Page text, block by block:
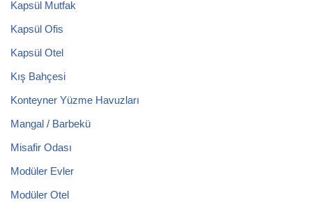
Kapsül Mutfak
Kapsül Ofis
Kapsül Otel
Kış Bahçesi
Konteyner Yüzme Havuzları
Mangal / Barbekü
Misafir Odası
Modüler Evler
Modüler Otel